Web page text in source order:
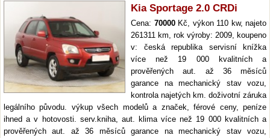
Kia Sportage 2.0 CRDi
Cena: 70000Kč, výkon 110 kw, najeto
261311 km, rok výroby: 2009, koupeno
v: česká republika servisní knížka
více než 19 000 kvalitních a
prověřených aut. až 36 měsíců
garance na mechanický stav vozu,
kontrola najetých km. doživotní záruka
legálního původu. výkup všech modelů a značek, férové ceny, peníze
ihned a v hotovosti. serv.kniha, aut. klima více než 19 000 kvalitních a
prověřených aut. až 36 měsíců garance na mechanický stav vozu,